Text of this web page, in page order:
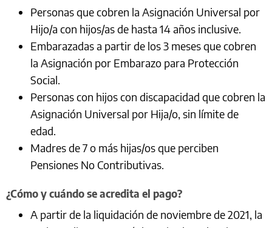
Personas que cobren la Asignación Universal por
Hijo/a con hijos/as de hasta 14 años inclusive.
Embarazadas a partir de los 3 meses que cobren
la Asignación por Embarazo para Protección
Social.
Personas con hijos con discapacidad que cobren la
Asignación Universal por Hija/o, sin límite de
edad.
Madres de 7 o más hijas/os que perciben
Pensiones No Contributivas.
¿Cómo y cuándo se acredita el pago?
A partir de la liquidación de noviembre de 2021, la